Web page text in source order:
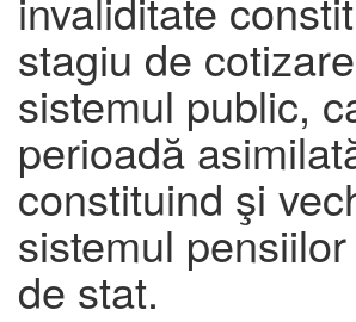
stagiu de
sistemul public,
perioadă
constituind şi
sistemul
de stat.